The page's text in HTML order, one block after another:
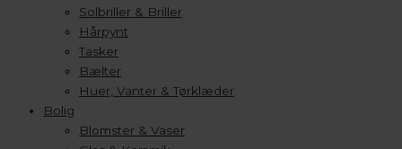
Solbriller & Briller
Hårpynt
Tasker
Bælter
Huer, Vanter & Tørklæder
Bolig
Blomster & Vaser